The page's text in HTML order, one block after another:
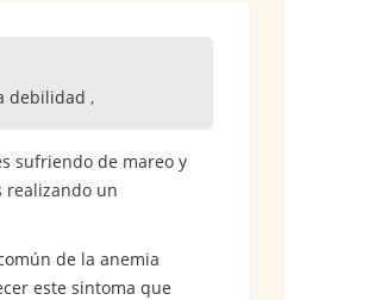
debilidad ,
sufriendo de mareo y
realizando un
de la anemia
este sintoma que